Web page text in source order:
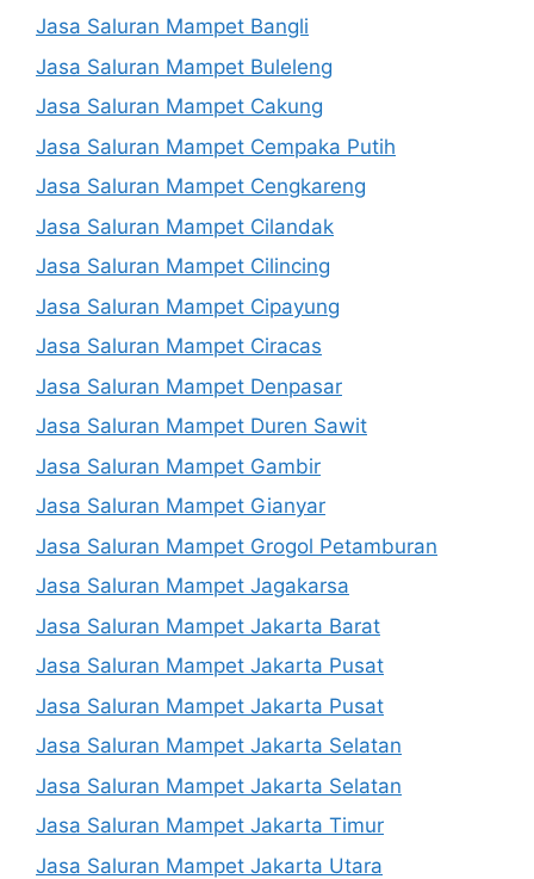
Jasa Saluran Mampet Bangli
Jasa Saluran Mampet Buleleng
Jasa Saluran Mampet Cakung
Jasa Saluran Mampet Cempaka Putih
Jasa Saluran Mampet Cengkareng
Jasa Saluran Mampet Cilandak
Jasa Saluran Mampet Cilincing
Jasa Saluran Mampet Cipayung
Jasa Saluran Mampet Ciracas
Jasa Saluran Mampet Denpasar
Jasa Saluran Mampet Duren Sawit
Jasa Saluran Mampet Gambir
Jasa Saluran Mampet Gianyar
Jasa Saluran Mampet Grogol Petamburan
Jasa Saluran Mampet Jagakarsa
Jasa Saluran Mampet Jakarta Barat
Jasa Saluran Mampet Jakarta Pusat
Jasa Saluran Mampet Jakarta Pusat
Jasa Saluran Mampet Jakarta Selatan
Jasa Saluran Mampet Jakarta Selatan
Jasa Saluran Mampet Jakarta Timur
Jasa Saluran Mampet Jakarta Utara